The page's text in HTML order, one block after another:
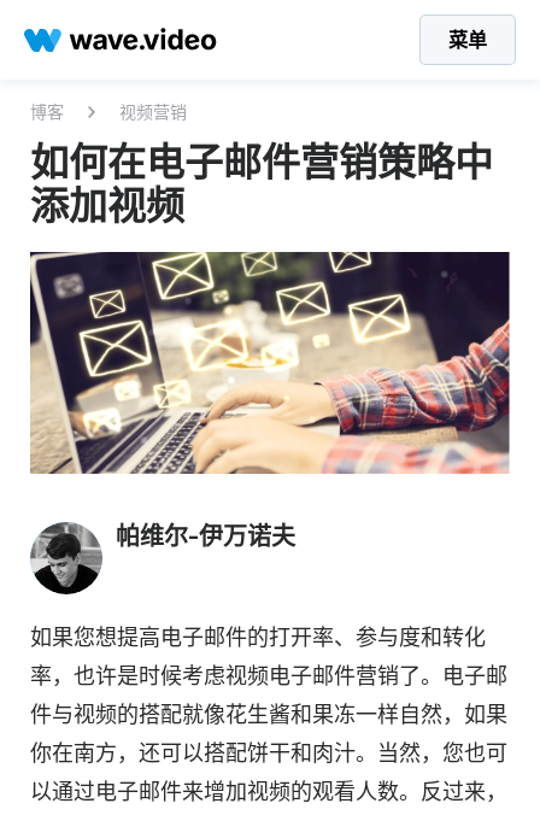
菜单
博客 视频营销
如何在电子邮件营销策略中
添加视频
帕维尔-伊万诺夫
如果您想提高电子邮件的打开率、参与度和转化
率，也许是时候考虑视频电子邮件营销了。电子邮
件与视频的搭配就像花生酱和果冻一样自然，如果
你在南方，还可以搭配饼干和肉汁。当然，您也可
以通过电子邮件来增加视频的观看人数。反过来，